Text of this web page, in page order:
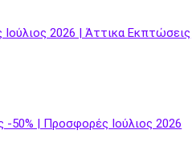
2026 | Άττικα Εκπτώσεις
50% | Προσφορές Ιούλιος 2026